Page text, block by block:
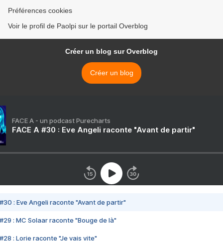
Préférences cookies
Voir le profil de Paolpi sur le portail Overblog
Créer un blog sur Overblog
Créer un blog
FACE A - un podcast Purecharts
FACE A #30 : Eve Angeli raconte "Avant de partir"
#30 : Eve Angeli raconte "Avant de partir"
#29 : MC Solaar raconte "Bouge de là"
#28 : Lorie raconte "Je vais vite"